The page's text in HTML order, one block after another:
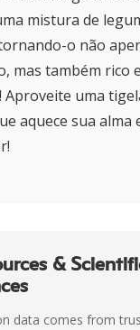
mistura de
o não
mas também rico
uma
aquece sua alma
&
data comes from